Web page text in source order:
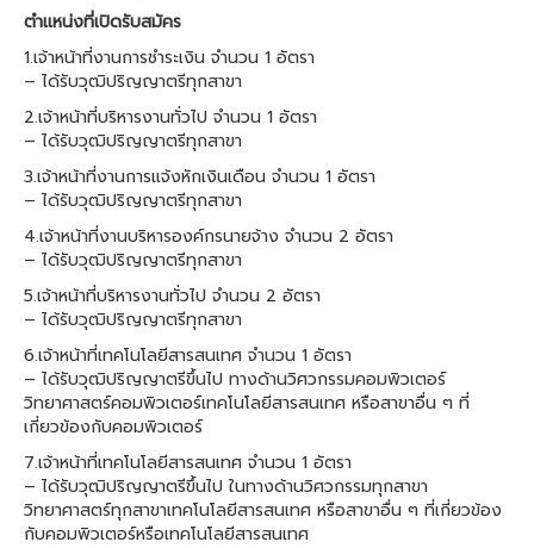
ตำแหน่งที่เปิดรับสมัคร
1.เจ้าหน้าที่งานการชำระเงิน จำนวน 1 อัตรา
– ได้รับวุฒิปริญญาตรีทุกสาขา
2.เจ้าหน้าที่บริหารงานทั่วไป จำนวน 1 อัตรา
– ได้รับวุฒิปริญญาตรีทุกสาขา
3.เจ้าหน้าที่งานการแจ้งหักเงินเดือน จำนวน 1 อัตรา
– ได้รับวุฒิปริญญาตรีทุกสาขา
4.เจ้าหน้าที่งานบริหารองค์กรนายจ้าง จำนวน 2 อัตรา
– ได้รับวุฒิปริญญาตรีทุกสาขา
5.เจ้าหน้าที่บริหารงานทั่วไป จำนวน 2 อัตรา
– ได้รับวุฒิปริญญาตรีทุกสาขา
6.เจ้าหน้าที่เทคโนโลยีสารสนเทศ จำนวน 1 อัตรา
– ได้รับวุฒิปริญญาตรีขึ้นไป ทางด้านวิศวกรรมคอมพิวเตอร์
วิทยาศาสตร์คอมพิวเตอร์เทคโนโลยีสารสนเทศ หรือสาขาอื่น ๆ ที่
เกี่ยวข้องกับคอมพิวเตอร์
7.เจ้าหน้าที่เทคโนโลยีสารสนเทศ จำนวน 1 อัตรา
– ได้รับวุฒิปริญญาตรีขึ้นไป ในทางด้านวิศวกรรมทุกสาขา
วิทยาศาสตร์ทุกสาขาเทคโนโลยีสารสนเทศ หรือสาขาอื่น ๆ ที่เกี่ยวข้อง
กับคอมพิวเตอร์หรือเทคโนโลยีสารสนเทศ